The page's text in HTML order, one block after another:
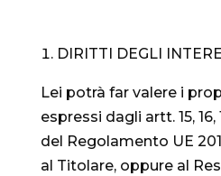
DIRITTI DEGLI
Lei potrà far valere i
espressi dagli artt. 15, 16,
del Regolamento UE
al Titolare, oppure al